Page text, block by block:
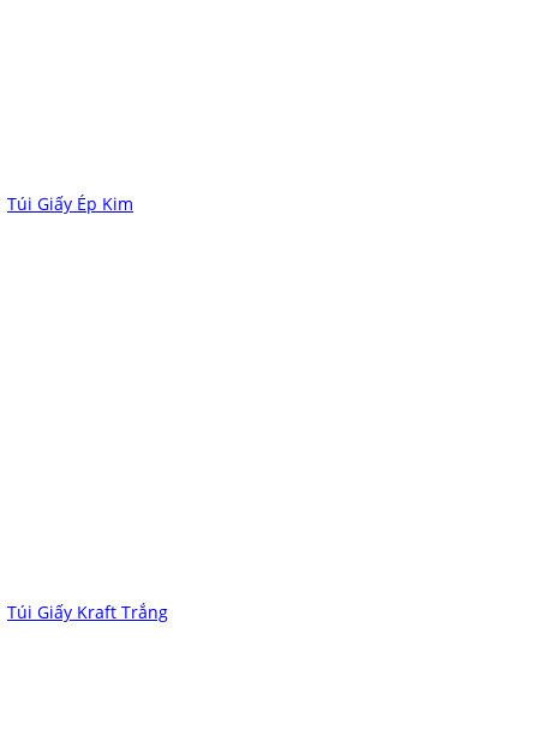
Túi Giấy Ép Kim
Túi Giấy Kraft Trắng